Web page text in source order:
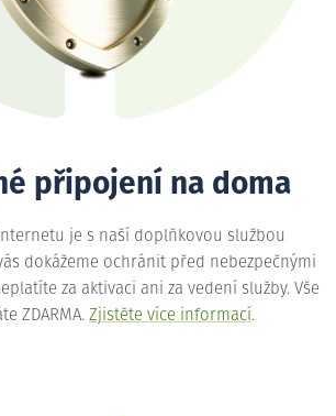
připojení na doma
je s naší doplňkovou službou
dokážeme ochránit před nebezpečnými
za aktivaci ani za vedení služby. Vše
ZDARMA. Zjistěte více informací.